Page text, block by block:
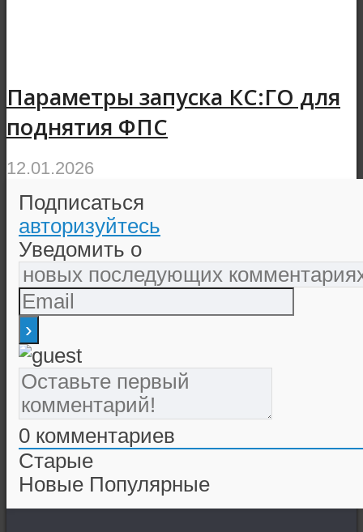
Параметры запуска КС:ГО для
поднятия ФПС
12.01.2026
Подписаться
авторизуйтесь
Уведомить о
0 комментариев
Старые
Новые Популярные